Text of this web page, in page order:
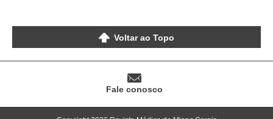
Voltar ao Topo
Fale conosco